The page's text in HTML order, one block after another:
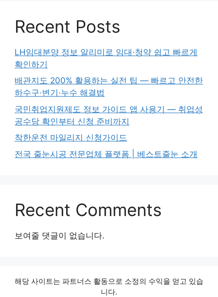
Recent Posts
LH임대분양 정보 알리미로 임대·청약 쉽고 빠르게
확인하기
배관지도 200% 활용하는 실전 팁 — 빠르고 안전한
하수구·변기·누수 해결법
국민취업지원제도 정보 가이드 앱 사용기 — 취업성
공수당 확인부터 신청 준비까지
착한운전 마일리지 신청가이드
전국 줄눈시공 전문업체 플랫폼 | 베스트줄눈 소개
Recent Comments
보여줄 댓글이 없습니다.
해당 사이트는 파트너스 활동으로 소정의 수익을 얻고 있습
니다.